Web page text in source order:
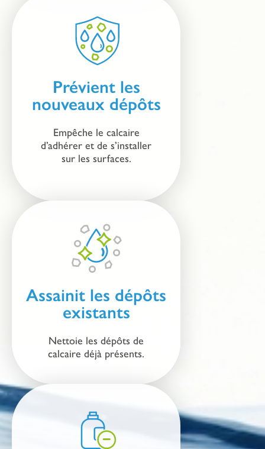
Prévient les
nouveaux dépôts
Empêche le calcaire
d’adhérer et de s’installer
sur les surfaces.
Assainit les dépôts
existants
Nettoie les dépôts de
calcaire déjà présents.